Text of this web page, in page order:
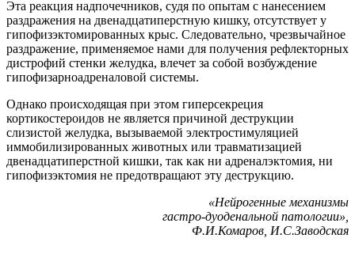
Эта реакция надпочечников, судя по опытам с нанесением
раздражения на двенадцатиперстную кишку, отсутствует у
гипофизэктомированных крыс. Следовательно, чрезвычайное
раздражение, применяемое нами для получения рефлекторных
дистрофий стенки желудка, влечет за собой возбуждение
гипофизарноадреналовой системы.
Однако происходящая при этом гиперсекреция
кортикостероидов не является причиной деструкции
слизистой желудка, вызываемой электростимуляцией
иммобилизированных животных или травматизацией
двенадцатиперстной кишки, так как ни адреналэктомия, ни
гипофизэктомия не предотвращают эту деструкцию.
«Нейрогенные механизмы
гастро-дуоденальной патологии»,
Ф.И.Комаров, И.С.Заводская